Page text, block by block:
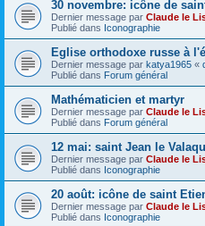
30 novembre: icône de
Dernier message par Claude le
Publié dans Iconographie
Eglise orthodoxe russe à
Dernier message par katya1965 «
Publié dans Forum général
Mathématicien et martyr
Dernier message par Claude le
Publié dans Forum général
12 mai: saint Jean le
Dernier message par Claude le
Publié dans Iconographie
20 août: icône de saint
Dernier message par Claude le
Publié dans Iconographie